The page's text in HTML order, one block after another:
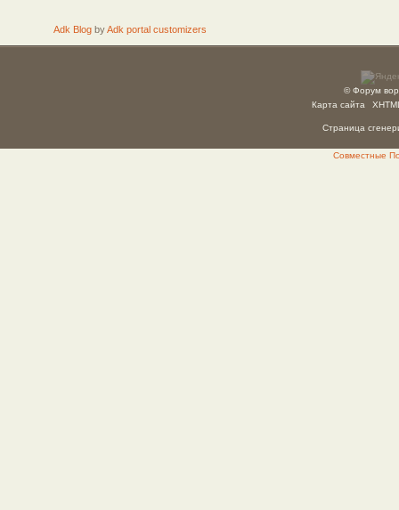
Adk BlogbyAdk portal customizers
© Форум
Карта сайта
Страница
Совместные